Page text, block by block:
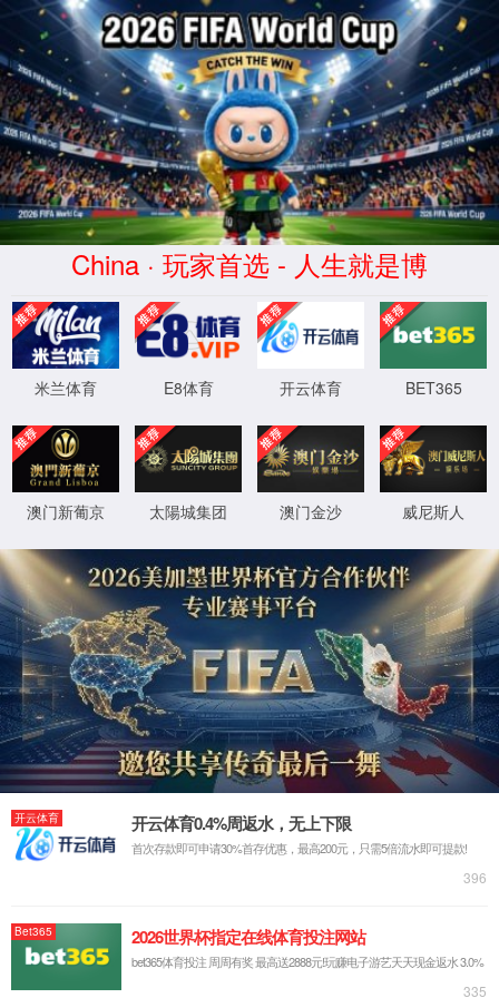
WTS-WAF拦截详情
出现该页面的原因:
1.你的请求是黑客攻击
2.你的请求合法但触发了安全规则,请提交问题反馈
XML 地图